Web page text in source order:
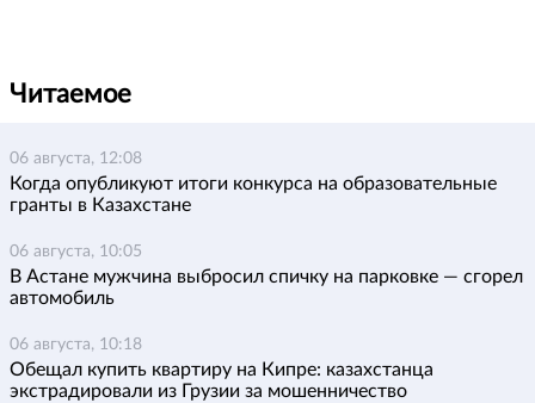
Читаемое
06 августа, 12:08
Когда опубликуют итоги конкурса на образовательные
гранты в Казахстане
06 августа, 10:05
В Астане мужчина выбросил спичку на парковке — сгорел
автомобиль
06 августа, 10:18
Обещал купить квартиру на Кипре: казахстанца
экстрадировали из Грузии за мошенничество